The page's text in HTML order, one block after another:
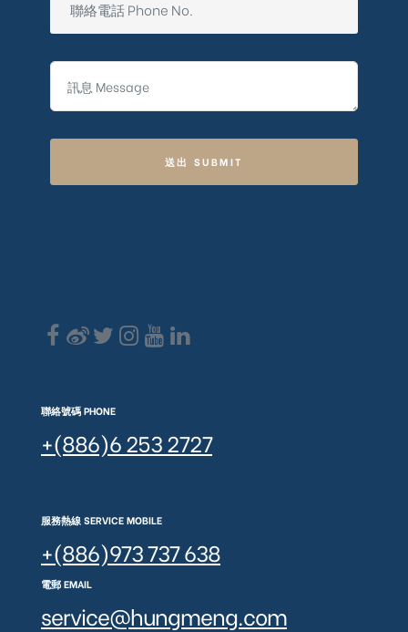
送出 SUBMIT
聯絡號碼 PHONE
+(886)6 253 2727
服務熱線 SERVICE MOBILE
+(886)973 737 638
電郵 EMAIL
service@hungmeng.com